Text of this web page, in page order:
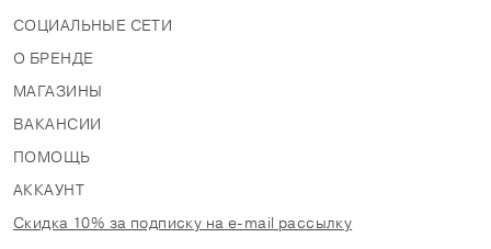
СОЦИАЛЬНЫЕ СЕТИ
О БРЕНДЕ
МАГАЗИНЫ
ВАКАНСИИ
ПОМОЩЬ
АККАУНТ
Скидка 10% за подписку на e-mail рассылку